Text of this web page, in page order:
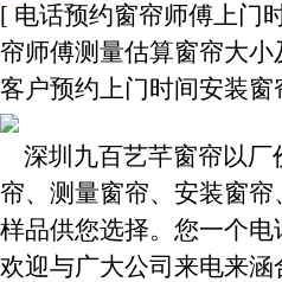
[ 电话预约窗帘师傅上门
帘师傅测量估算窗帘大
客户预约上门时间安装窗
深圳九百艺芊窗帘以厂
帘、测量窗帘、安装窗
样品供您选择。您一个
欢迎与广大公司来电来涵